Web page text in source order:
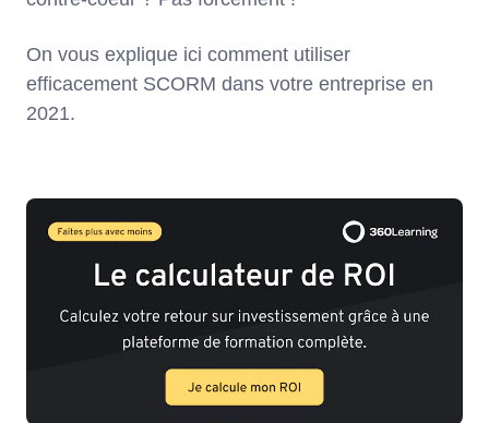
On vous explique ici comment utiliser
efficacement SCORM dans votre entreprise en
2021.